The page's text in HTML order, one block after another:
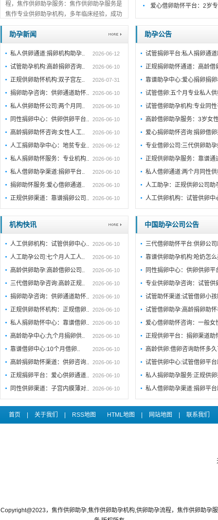
程，焦作供卵助孕服务：焦作供卵助孕服务是
焦作专业供卵助孕机构，多年临床经验，成功
案例丰富。一对一咨询，助孕流程公开透明，
值得信赖。...
爱心借卵助怀平台：2岁
助孕新闻
私人供卵通道:捐卵机构助孕.. 2026-06-12
试管助孕机构:高龄捐卵咨询.. 2026-06-10
正规供卵助怀机构:双子宫左.. 2026-07-31
捐卵助孕咨询：供卵通道助怀.. 2026-06-10
私人供卵助怀公司:两个月同.. 2026-06-10
同性捐卵中心：供卵供卵平台.. 2026-06-10
高龄捐卵助怀咨询:女性人工.. 2026-06-10
人工捐卵助孕中心：地贫专业.. 2026-06-12
私人捐卵助怀服务：专业机构.. 2026-06-10
私人借卵助孕渠道:捐卵平台.. 2026-06-10
捐卵助怀服务:爱心借卵通道.. 2026-06-10
正规供卵渠道：靠谱捐卵公司.. 2026-06-10
助孕公告
试管捐卵平台:私人捐卵通
正规捐卵助怀通道：高龄
靠谱助孕中心:爱心捐卵捐
试管借卵:五个月专业私人
试管借卵助孕机构:专业同
高龄借卵助孕服务：3岁女
爱心捐卵助怀咨询:捐卵借
专业借卵公司:三代供卵助
正规供卵助孕服务：靠谱
私人借卵通道:两个月同性
人工助孕：正规供卵公司助
人工供卵机构：试管供卵
机构快讯
人工供卵机构：试管供卵中心.. 2026-06-10
人工助孕公司:七个月人工人.. 2026-06-10
高龄供卵助孕:高龄借卵公司.. 2026-06-10
三代借卵助孕咨询:高龄正规.. 2026-06-10
捐卵助孕咨询：供卵通道助怀.. 2026-06-10
正规供卵助怀机构：正规借卵.. 2026-06-10
私人捐卵助怀中心：靠谱借卵.. 2026-06-10
高龄助孕中心:九个月捐卵供.. 2026-06-10
靠谱借卵中心:10个月借卵.. 2026-06-10
高龄捐卵助怀渠道：供卵咨询.. 2026-06-10
正规捐卵平台：爱心供卵通道.. 2026-06-10
同性供卵渠道：子宫内膜薄对.. 2026-06-10
中国助孕公司公告
三代借卵助怀平台:供卵公
靠谱供卵助孕机构:呛奶怎
同性捐卵中心：供卵供卵
专业供卵助孕咨询：试管
试管助怀渠道:试管借卵小
试管借卵助孕:高龄捐卵助
爱心借卵助怀咨询：一般
正规供卵平台：捐卵渠道助
高龄供卵:借卵咨询助怀多
试管供卵中心:试管借卵平
私人捐卵助孕服务:正规供
私人借卵助孕渠道:捐卵平
首页 关于我们 RSS地图 HTML地图 网站地图 联系我们
Copyright@2023，焦作供卵助孕,焦作供卵助孕机构,供卵助孕流程，焦作供卵助孕服